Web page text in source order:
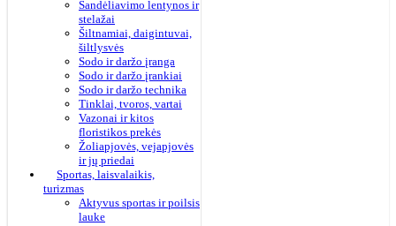
Sandėliavimo lentynos ir
stelažai
Šiltnamiai, daigintuvai,
šiltlysvės
Sodo ir daržo įranga
Sodo ir daržo įrankiai
Sodo ir daržo technika
Tinklai, tvoros, vartai
Vazonai ir kitos
floristikos prekės
Žoliapjovės, vejapjovės
ir jų priedai
Sportas, laisvalaikis,
turizmas
Aktyvus sportas ir poilsis
lauke